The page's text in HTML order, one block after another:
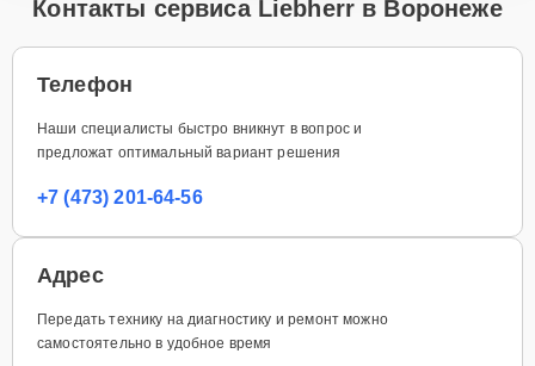
Контакты сервиса Liebherr в Воронеже
Телефон
Наши специалисты быстро вникнут в вопрос и
предложат оптимальный вариант решения
+7 (473) 201-64-56
Адрес
Передать технику на диагностику и ремонт можно
самостоятельно в удобное время